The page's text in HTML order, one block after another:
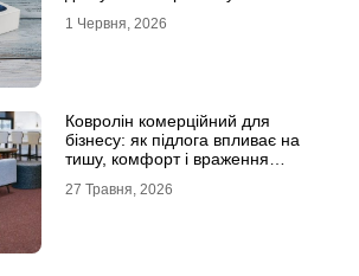
1 Червня, 2026
Ковролін комерційний для
бізнесу: як підлога впливає на
тишу, комфорт і враження
27 Травня, 2026